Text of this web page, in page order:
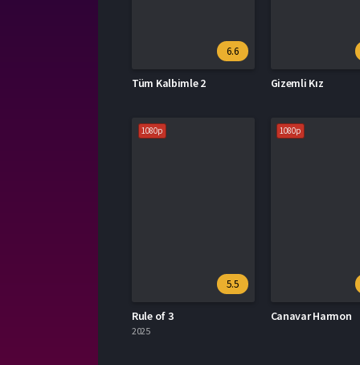
6.6
Tüm Kalbimle 2 Gizemli Kız
1080p
5.5
Rule of 3
2025
1080p
Canavar Harmon